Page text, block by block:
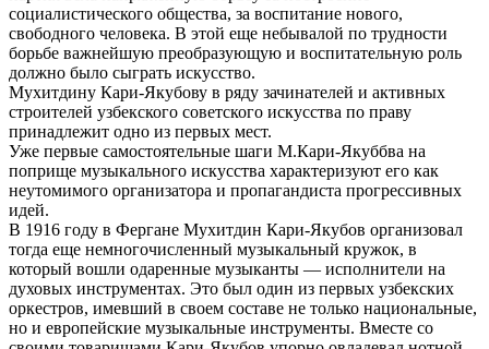
социалистического общества, за воспитание нового,
свободного человека. В этой еще небывалой по трудности
борьбе важнейшую преобразующую и воспи­тательную роль
должно было сыграть искусство.
Мухитдину Кари-Якубову в ряду зачинателей и актив­ных
строителей узбекского советского искусства по пра­ву
принадлежит одно из первых мест.
Уже первые самостоятельные шаги М.Кари-Якуббва на
поприще музыкального искусства характеризуют его как
неутомимого организатора и пропагандиста прогрес­сивных
идей.
В 1916 году в Фергане Мухитдин Кари-Якубов организовал
тогда еще немногочисленный музыкальный кружок, в
который вошли одаренные музыканты — исполнители на
духовых инструментах. Это был один из первых узбекских
оркестров, имевший в своем составе не только национальные,
но и европейские музыкальные инструменты. Вместе со